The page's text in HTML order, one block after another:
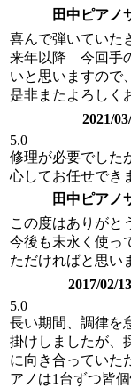
田中ピアノ
喜んで弾いていた
来年以降 今回手
いと思いますので、
是非またよろしく
2021/
5.0
修理が必要でした
心してお任せでき
田中ピアノ
この度はありがと
今後も末永く使っ
ただければと思い
2017/02/
5.0
長い期間、調律を
掛けしましたが、
に向き合っていた
アノは1台ずつ皆